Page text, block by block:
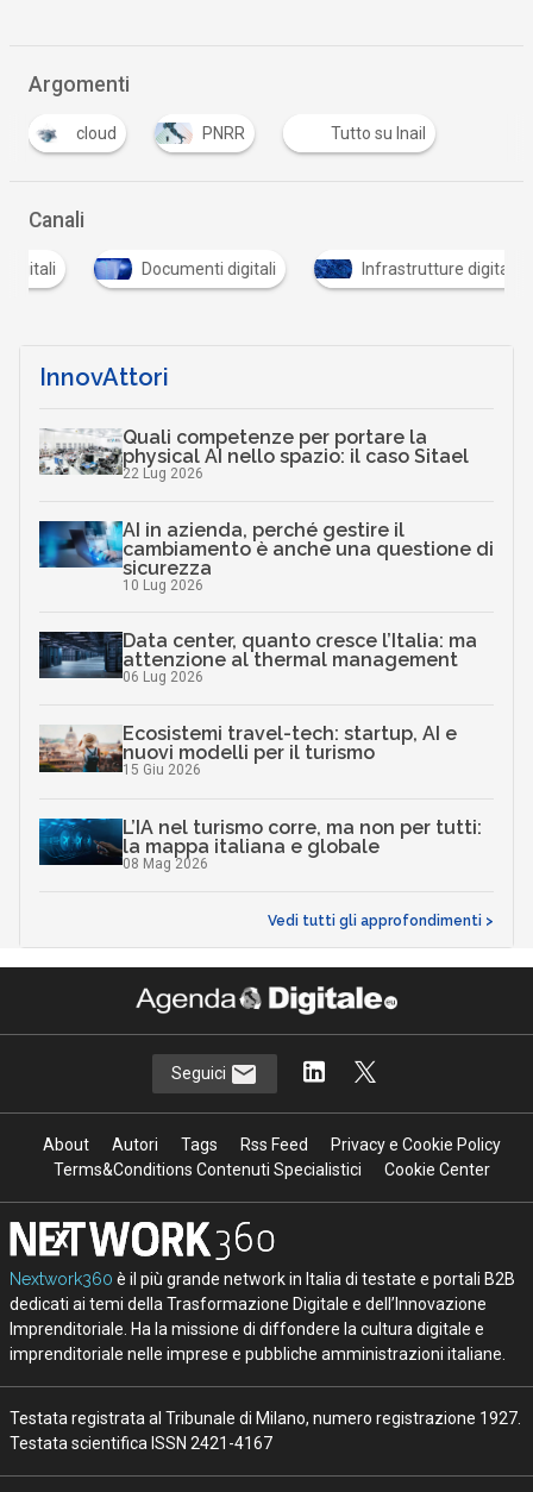
Argomenti
cloud PNRR Tutto su Inail
Canali
Documenti digitali Infrastrutture digitali
InnovAttori
Quali competenze per portare la
physical AI nello spazio: il caso Sitael
22 Lug 2026
AI in azienda, perché gestire il
cambiamento è anche una questione di
sicurezza
10 Lug 2026
Data center, quanto cresce l’Italia: ma
attenzione al thermal management
06 Lug 2026
Ecosistemi travel-tech: startup, AI e
nuovi modelli per il turismo
15 Giu 2026
L’IA nel turismo corre, ma non per tutti:
la mappa italiana e globale
08 Mag 2026
Vedi tutti gli approfondimenti >
Seguici
About Autori Tags Rss Feed
Privacy e Cookie Policy
Terms&Conditions Contenuti Specialistici
Cookie Center
Nextwork360 è il più grande network in Italia di testate e portali B2B
dedicati ai temi della Trasformazione Digitale e dell’Innovazione
Imprenditoriale. Ha la missione di diffondere la cultura digitale e
imprenditoriale nelle imprese e pubbliche amministrazioni italiane.
Testata registrata al Tribunale di Milano, numero registrazione 1927.
Testata scientifica ISSN 2421-4167